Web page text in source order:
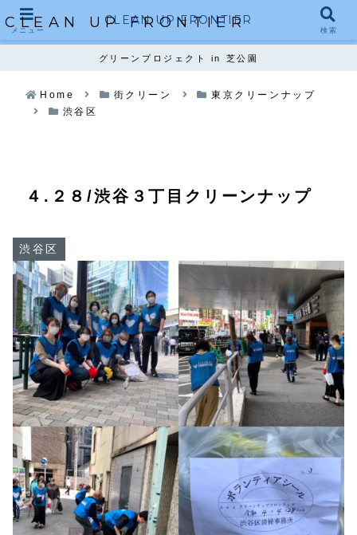
CLEAN UP FRONTIER
グリーンプロジェクト in 芝公園
Home 街クリーン
東京クリーンナップ
渋谷区
４.２８/渋谷３丁目クリーンナップ
渋谷区
メニュー
CLEAN UP FRONTIER
検索